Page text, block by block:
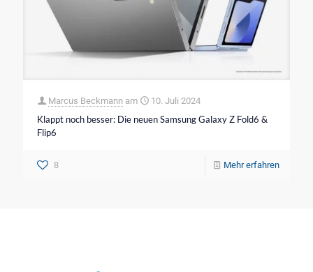
Marcus Beckmann am 10. Juli 2024
Klappt noch besser: Die neuen Samsung Galaxy Z Fold6 &
Flip6
8 Mehr erfahren